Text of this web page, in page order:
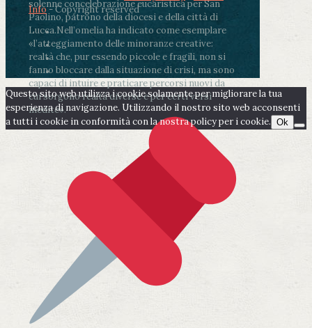
solenne concelebrazione eucaristica per San
Paolino, patrono della diocesi e della città di
Lucca.Nell’omelia ha indicato come esemplare
«l’atteggiamento delle minoranze creative:
realtà che, pur essendo piccole e fragili, non si
fanno bloccare dalla situazione di crisi, ma sono
capaci di intuire e praticare percorsi nuovi da
cui sorgono realtà diverse e per certi versi
inedite».
Info- Copyright reserved
Questo sito web utilizza i cookie solamente per migliorare la tua
esperienza di navigazione. Utilizzando il nostro sito web acconsenti
a tutti i cookie in conformità con la nostra policy per i cookie. Ok